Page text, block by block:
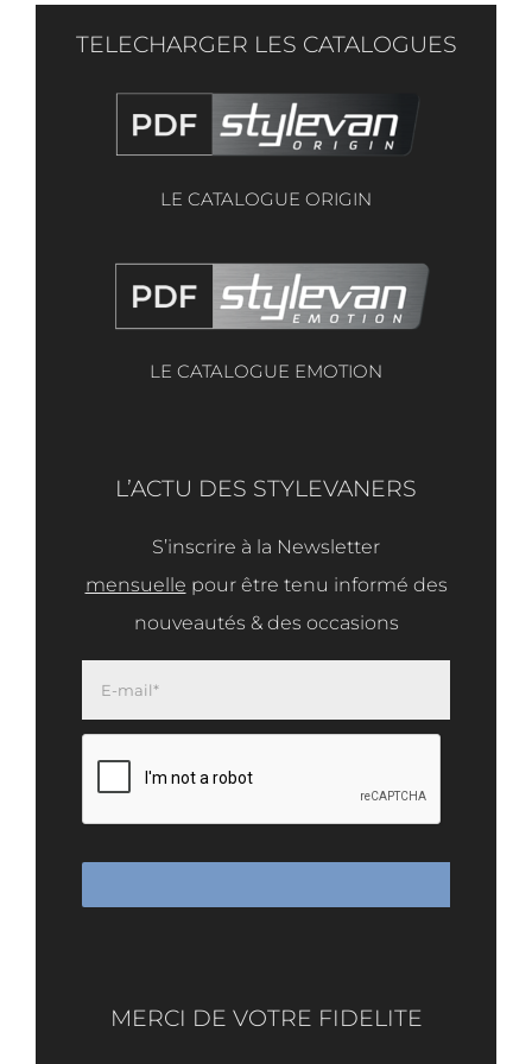
TELECHARGER LES CATALOGUES
LE CATALOGUE ORIGIN
LE CATALOGUE EMOTION
L’ACTU DES STYLEVANERS
S’inscrire à la Newsletter
mensuelle pour être tenu informé des
nouveautés & des occasions
MERCI DE VOTRE FIDELITE